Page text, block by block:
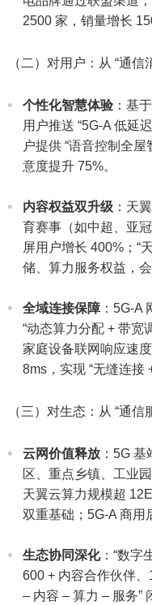
2500 家，销量增长
（二）对用户：从 “通信
个性化智慧体验 ：基
用户推送 “5G-A 低延
户提供 “语音控制全
意度提升 75%。​
内容权益双升级 ：天
育赛事（如中超、亚
屏用户增长 400%；“
储、算力服务权益，
全域连接保障 ：5G-A
“动态算力分配 + 带宽
家庭设备联网响应速
8ms，实现 “无缝连接
（三）对生态：从 “通信
云网价值释放 ：5G
区、重点乡镇、工业
天翼云算力规模超
双重基础；5G-A 商用
生态协同深化：“数字
600 + 内容合作伙伴
– 内容 – 算力 – 服务”